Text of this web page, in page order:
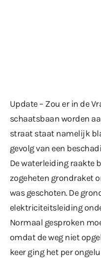
Update – Zou er in de
schaatsbaan worden
straat staat namelijk
gevolg van een
De waterleiding raakte
zogeheten grondraket
was geschoten. De
elektriciteitsleiding
Normaal gesproken
omdat de weg niet
keer ging het per